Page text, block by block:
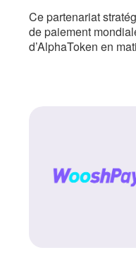
Ce partenariat
de paiement
d’AlphaToken en
d’IA et de Web3.